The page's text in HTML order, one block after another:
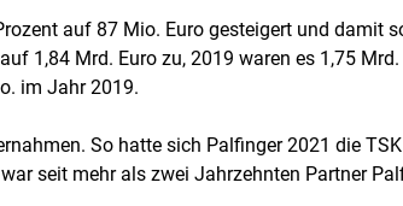
auf 87 Mio. Euro gesteigert und damit
1,84 Mrd. Euro zu, 2019 waren es 1,75
im Jahr 2019.
So hatte sich Palfinger 2021 die
seit mehr als zwei Jahrzehnten Partner